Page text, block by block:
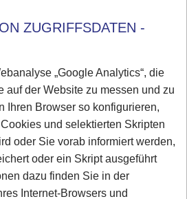
ZUGRIFFSDATEN -
„Google Analytics“, die
auf der Website zu messen und zu
Ihren Browser so konfigurieren,
und selektierten Skripten
oder Sie vorab informiert werden,
oder ein Skript ausgeführt
dazu finden Sie in der
Internet-Browsers und